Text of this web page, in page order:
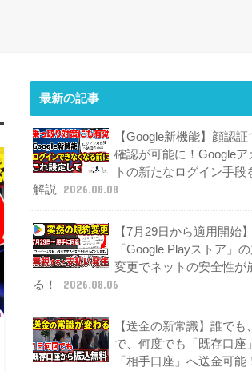
最新の記事
【Google新機能】顔認証
確認が可能に！Googleア
トの新たなログイン手段
解説
2026.08.08
【7月29日から適用開始】
「Google Playストア」
変更でネットの安全性が
る！
2026.08.06
【送金の新常識】誰でも
で、何度でも「既存口座
「相手口座」へ送金可能